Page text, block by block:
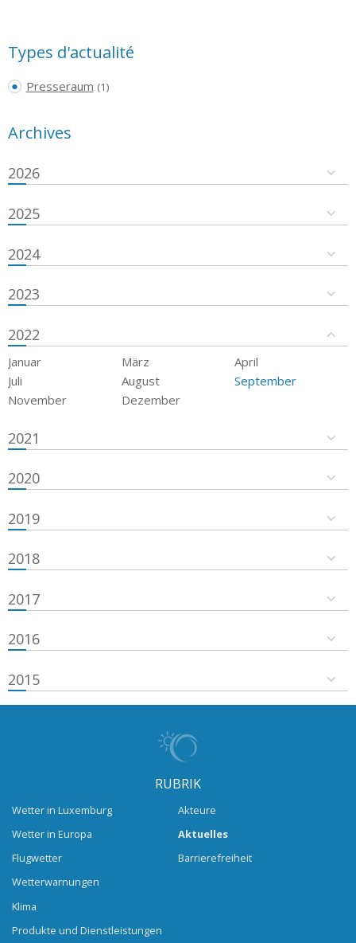
Types d'actualité
Presseraum (1)
Archives
2026
2025
2024
2023
2022
Januar März
April
Juli
August
September
November
Dezember
2021
2020
2019
2018
2017
2016
2015
RUBRIK
Wetter in Luxemburg
Wetter in Europa
Flugwetter
Wetterwarnungen
Klima
Produkte und Dienstleistungen
Akteure
Aktuelles
Barrierefreiheit